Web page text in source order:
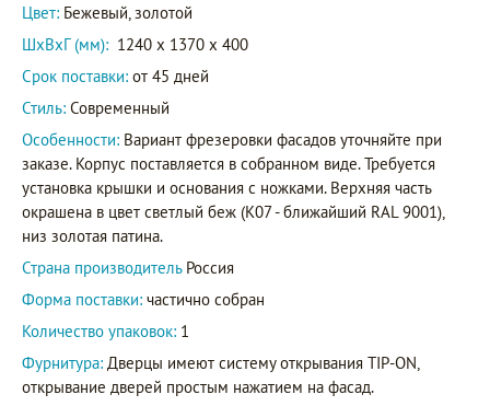
Цвет: Бежевый, золотой
ШxВxГ (мм): 1240 x 1370 x 400
Срок поставки: от 45 дней
Стиль: Современный
Особенности: Вариант фрезеровки фасадов уточняйте при
заказе. Корпус поставляется в собранном виде. Требуется
установка крышки и основания с ножками. Верхняя часть
окрашена в цвет светлый беж (K07 - ближайший RAL 9001),
низ золотая патина.
Страна производитель Россия
Форма поставки: частично собран
Количество упаковок: 1
Фурнитура: Дверцы имеют систему открывания TIP-ON,
открывание дверей простым нажатием на фасад.